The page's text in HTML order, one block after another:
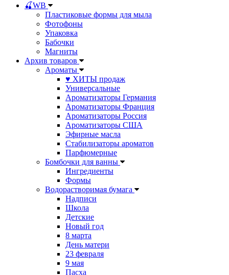
🍒WB
Пластиковые формы для мыла
Фотофоны
Упаковка
Бабочки
Магниты
Архив товаров
Ароматы
♥ ХИТЫ продаж
Универсальные
Ароматизаторы Германия
Ароматизаторы Франция
Ароматизаторы Россия
Ароматизаторы США
Эфирные масла
Стабилизаторы ароматов
Парфюмерные
Бомбочки для ванны
Ингредиенты
Формы
Водорастворимая бумага
Надписи
Школа
Детские
Новый год
8 марта
День матери
23 февраля
9 мая
Пасха